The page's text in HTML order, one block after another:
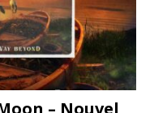
– Nouvel